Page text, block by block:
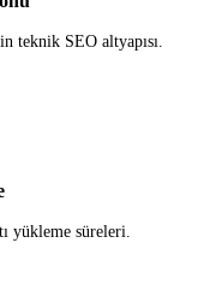
teknik SEO altyapısı.
yükleme süreleri.